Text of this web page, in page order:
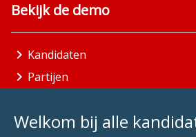
Welkom bij alle
Bekijk de demo
Kandidaten
Partijen
Aandachtsgebieden